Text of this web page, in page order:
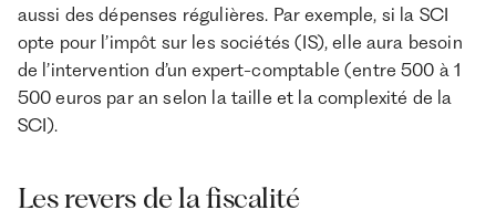
aussi des dépenses régulières. Par exemple, si la SCI
opte pour l’impôt sur les sociétés (IS), elle aura besoin
de l’intervention d’un expert-comptable (entre 500 à 1
500 euros par an selon la taille et la complexité de la
SCI).
Les revers de la fiscalité